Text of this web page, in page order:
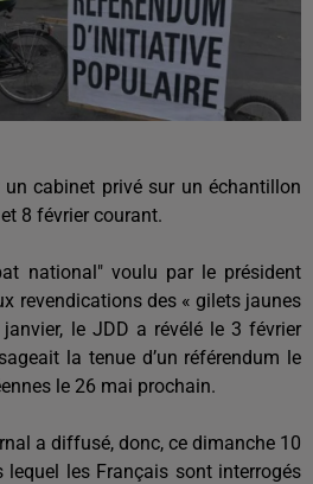
un cabinet privé sur un échantillon
8 février courant.
national" voulu par le président
revendications des « gilets jaunes
le JDD a révélé le 3 février
la tenue d’un référendum le
le 26 mai prochain.
a diffusé, donc, ce dimanche 10
lequel les Français sont interrogés